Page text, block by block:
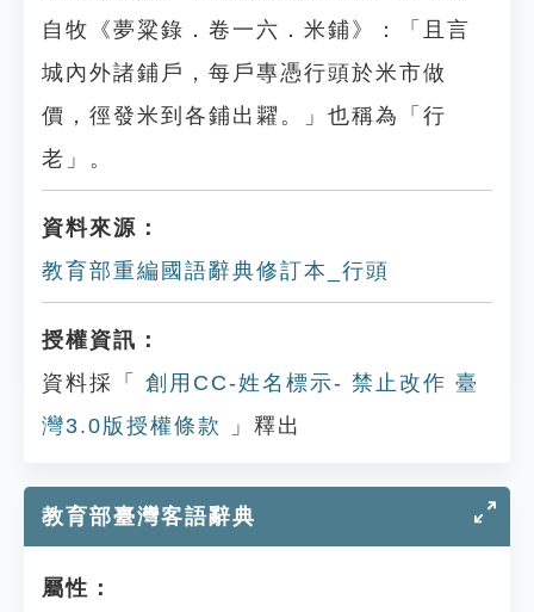
自牧《夢粱錄．卷一六．米鋪》：「且言
城內外諸鋪戶，每戶專憑行頭於米市做
價，徑發米到各鋪出糶。」也稱為「行
老」。
資料來源：
教育部重編國語辭典修訂本_行頭
授權資訊：
資料採「
創用CC-姓名標示- 禁止改作 臺
灣3.0版授權條款
」釋出
教育部臺灣客語辭典
屬性：